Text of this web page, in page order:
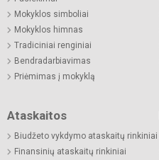
Mokyklos simboliai
Mokyklos himnas
Tradiciniai renginiai
Bendradarbiavimas
Priėmimas į mokyklą
Ataskaitos
Biudžeto vykdymo ataskaitų rinkiniai
Finansinių ataskaitų rinkiniai